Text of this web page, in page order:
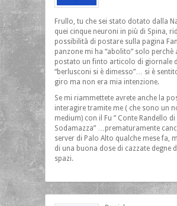
Frullo, tu che sei stato dotato dalla
quei cinque neuroni in più di Spina,
possibilità di postare sulla pagina
panzone mi ha “abolito” solo perchè
postato un finto articolo di giornale
“berlusconi si è dimesso”… si è
giro ma non era mia intenzione.
Se mi riammettete avrete anche la
interagire tramite me ( che sono un
medium) con il Fu ” Conte Randello di
Sodamazza” …prematuramente
server di Palo Alto qualche mese fa,
di una buona dose di cazzate degne
spazi.